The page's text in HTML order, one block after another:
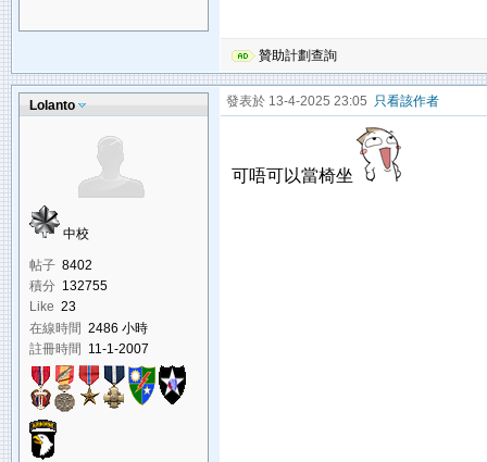
贊助計劃查詢
Lolanto
中校
帖子 8402
積分 132755
Like 23
在線時間 2486 小時
註冊時間 11-1-2007
發表於 13-4-2025 23:05 只看該作者
可唔可以當椅坐